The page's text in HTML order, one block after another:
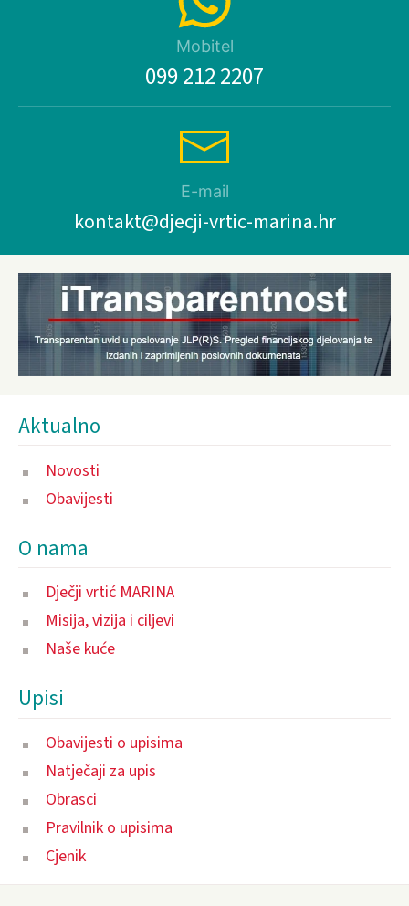
Mobitel
099 212 2207
E-mail
kontakt@djecji-vrtic-marina.hr
Aktualno
Novosti
Obavijesti
O nama
Dječji vrtić MARINA
Misija, vizija i ciljevi
Naše kuće
Upisi
Obavijesti o upisima
Natječaji za upis
Obrasci
Pravilnik o upisima
Cjenik